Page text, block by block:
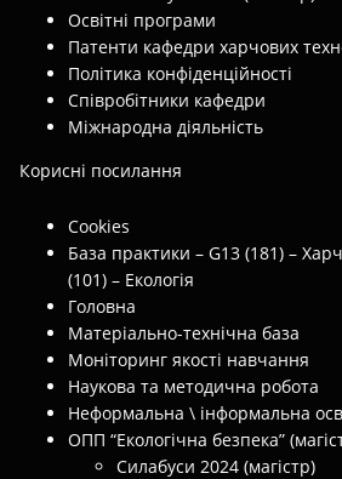
Освітні програми
Патенти кафедри харчових
Політика конфіденційності
Співробітники кафедри
Міжнародна діяльність
Корисні посилання
Cookies
База практики – G13 (181) –
(101) – Екологія
Головна
Матеріально-технічна база
Моніторинг якості навчання
Наукова та методична робота
Неформальна \ інформальна
ОПП “Екологічна безпека”
Силабуси 2024 (магістр)